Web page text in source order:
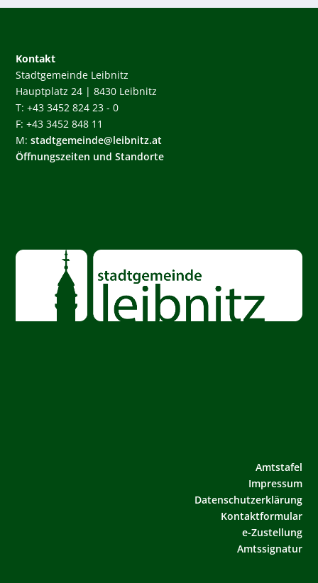
Kontakt
Stadtgemeinde Leibnitz
Hauptplatz 24 | 8430 Leibnitz
T: +43 3452 824 23 - 0
F: +43 3452 848 11
M:stadtgemeinde@leibnitz.at
Öffnungszeiten und Standorte
Amtstafel
Impressum
Datenschutzerklärung
Kontaktformular
e-Zustellung
Amtssignatur